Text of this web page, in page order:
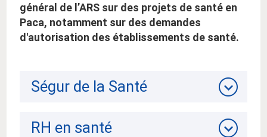
général de l’ARS sur des projets de santé en
Paca, notamment sur des demandes
d'autorisation des établissements de santé.
Ségur de la Santé
RH en santé